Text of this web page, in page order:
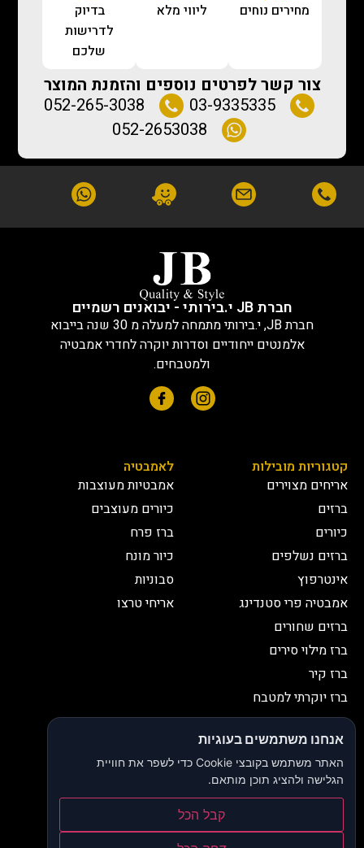
מחירים נוחים ליווי מלא
בדיוק
לדרישות
שלכם
צור קשר לפרטים נוספים והזמנת המוצר
03-9335335
052-265-3038
052-2653038
חברת JB י.בירותי - יבואנים רשמיים
חברת JB, י.בירותי מתמחה למעלה מ 30 שנה בייבוא
אלמנטים ייחודיים וסדרות יוקרה לחדרי אמבטיה
ולמטבחים.
קטגוריות מובילות
אריחים מצוירים
ברזים
כיורים
ברזים נשלפים
אינטרפוץ
אמבטיה פרי סטנדינג
ברזים שחורים
ברז מילוי סירים
ברז קיר
ברז יוקרתי למטבח
לאמבטיה
אמבטיות מעוצבות
כיורים מעוצבים
ברז פרח
כיור מונח
סבוניות
אריחי טרצו
יצירת קשר
03-9335335
052-2653038
sbeiruty@gmail.com
אולם תצוגה:דרך האורנים 23, רינתיה
אנחנו משתמשים בעוגיות
האתר משתמש בקובצי Cookie כדי לשפר את חוויית
הגלישה ולהציג תוכן מותאם.
קבל הכל